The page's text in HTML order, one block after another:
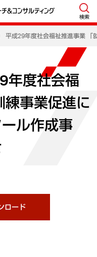
検索
平成29年度社会福祉推進事業
年度社会福
練事業促進に
ル作成事
ロード